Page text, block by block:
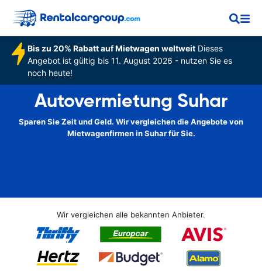
Bis zu 20% Rabatt auf Mietwagen weltweitDieses
Angebot ist gültig bis 11. August 2026 - nutzen Sie es
noch heute!
Autovermietung Suhar
Sparen Sie Zeit und Geld. Wir vergleichen die Angebote von
Mietwagenfirmen in Suhar für Sie.
Wir vergleichen alle bekannten Anbieter.